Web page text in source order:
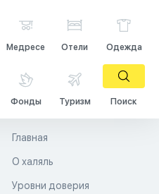
Медресе Отели Одежда
Фонды Туризм Поиск
Главная
О халяль
Уровни доверия